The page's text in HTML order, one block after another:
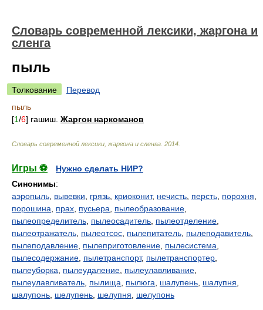
Cловарь современной лексики, жаргона и
сленга
пыль
Толкование
Перевод
пыль
[1/6] гашиш. Жаргон наркоманов
Cловарь современной лексики, жаргона и сленга 2014
Игры ⚽
Нужно сделать НИР?
Синонимы:
аэропыль вывевки грязь криоконит, нечисть персть порохня
порошина
прах пусьера пылеобразование
пылеопределитель пылеосадитель пылеотделение
пылеотражатель пылеотсос пылепитатель пылеподавитель
пылеподавление пылеприготовление пылесистема
пылесодержание пылетранспорт, пылетранспортер
пылеуборка
пылеудаление пылеулавливание
пылеулавливатель пылища пылюга шалупень шалупня
шалупонь шелупень шелупня шелупонь